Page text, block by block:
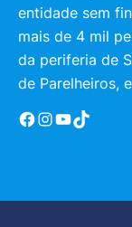
entidade sem
mais de 4 mil
da periferia de
de Parelheiros,
Facebook
Instagram YouTube TikTok